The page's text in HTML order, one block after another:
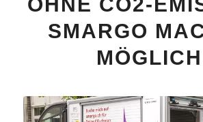
OHNE CO2-
SMARGO